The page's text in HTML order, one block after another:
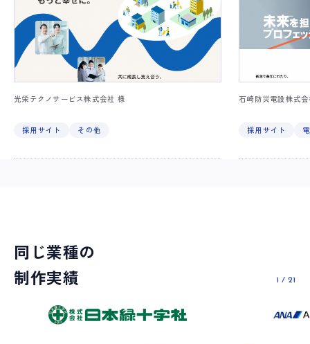
光栄テクノサービス株式会社 様
採用サイト その他
石崎防災電設株式
採用サイト
同じ業種の
制作実績
1 / 21